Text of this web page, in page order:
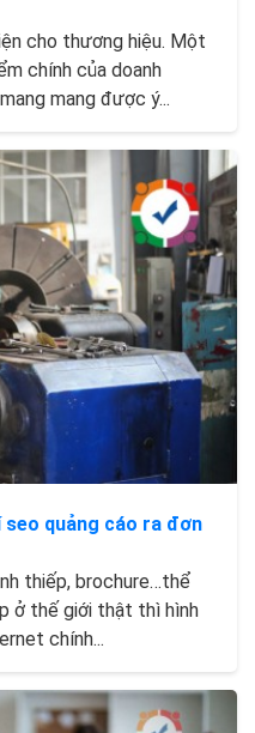
cho thương hiệu. Một
chính của doanh
mang được ý...
quảng cáo ra đơn
thiếp, brochure…thể
ở thế giới thật thì hình
chính...